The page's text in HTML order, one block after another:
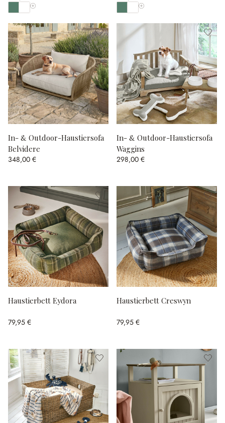
Alle Farben anzeigen
Alle Farben anzeigen
In- & Outdoor-Haustiersofa
Belvidere
348,00 €
In- & Outdoor-Haustiersofa
Waggins
298,00 €
Haustierbett Eydora
79,95 €
Haustierbett Creswyn
79,95 €